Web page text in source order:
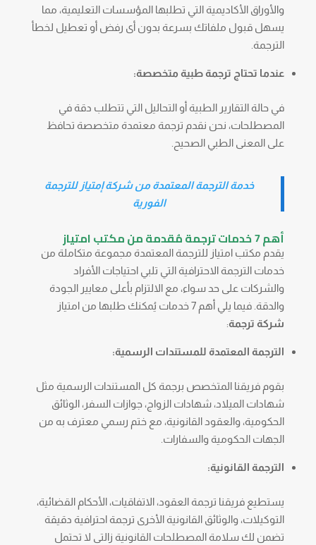
والأوراق الأكاديمية التي تطلبها المؤسسات التعليمية، مما
يسهل قبول ملفاتك بسرعة بدون أى رفض أو تعطيل لخطأ
الترجمة.
عندما تحتاج ترجمة طبية متخصصة:
في حالة التقارير الطبية أو التحاليل التي تتطلب دقة في
المصطلحات، نحن نقدم ترجمة معتمدة متخصصة تحافظ
على المعنى الطبي الصحيح.
خدمة الترجمة المعتمدة من شركة إمتياز للترجمة
الفورية
أهم 7 خدمات ترجمة مُقدمة من مكتب امتياز
يقدم مكتب امتياز للترجمة المعتمدة مجموعة متكاملة من
خدمات الترجمة الاحترافية التي تلبي احتياجات الأفراد
والشركات على حد سواء، مع الالتزام بأعلى معايير الجودة
والدقة. فيما يلي أهم 7 خدمات يُمكنك طلبها من امتياز
شركة ترجمة:
الترجمة المعتمدة للمستندات الرسمية:
بقوم فريقنا المتخصص برجمة كل المستندات الرسمية مثل
شهادات الميلاد، شهادات الزواج، جوازات السفر، الوثائق
الحكومية، والعقود القانونية، مع ختم رسمي معترف به من
الجهات الحكومية والسفارات.
الترجمة القانونية:
يستطيع فريقنا ترجمة العقود، الاتفاقيات، الأحكام القضائية،
التوكيلات، والوثائق القانونية الأخرى ترجمة احترافية دقيقة
تضمن لك سلامة المصطلحات القانونية زالتى لا تحتمل